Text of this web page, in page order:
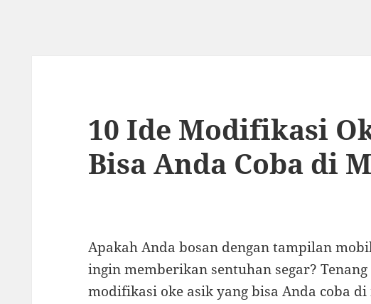
10 Ide Modifikasi
Bisa Anda Coba di
Apakah Anda bosan dengan tampilan
ingin memberikan sentuhan segar?
modifikasi oke asik yang bisa Anda coba